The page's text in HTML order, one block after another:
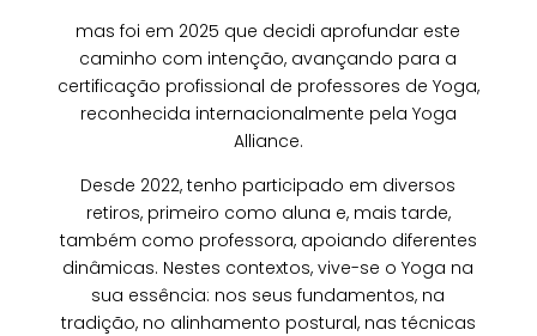
mas foi em 2025 que decidi aprofundar este
caminho com intenção, avançando para a
certificação profissional de professores de Yoga,
reconhecida internacionalmente pela Yoga
Alliance.
Desde 2022, tenho participado em diversos
retiros, primeiro como aluna e, mais tarde,
também como professora, apoiando diferentes
dinâmicas. Nestes contextos, vive-se o Yoga na
sua essência: nos seus fundamentos, na
tradição, no alinhamento postural, nas técnicas